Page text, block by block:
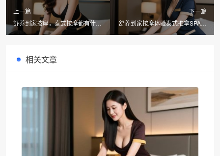
上一篇
舒养到家按摩，泰式按摩都有什么
项目值得体验
下一篇
舒养到家按摩体验泰式推拿SPA，
放松身心新选择
相关文章